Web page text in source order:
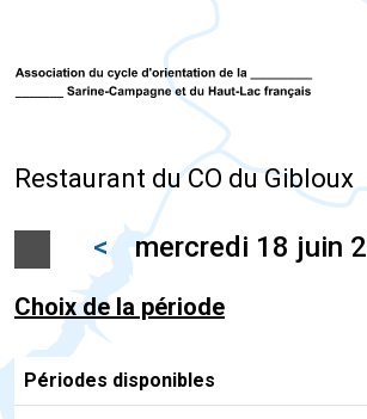
Restaurant du CO du Gibloux
< mercredi 18 juin
Choix de la période
Périodes disponibles